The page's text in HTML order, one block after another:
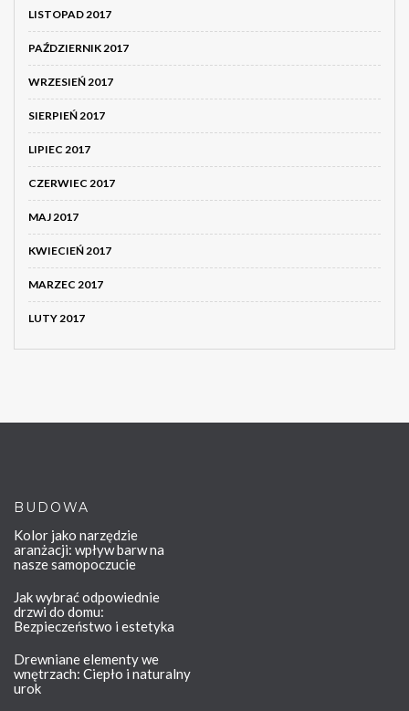
LISTOPAD 2017
PAŹDZIERNIK 2017
WRZESIEŃ 2017
SIERPIEŃ 2017
LIPIEC 2017
CZERWIEC 2017
MAJ 2017
KWIECIEŃ 2017
MARZEC 2017
LUTY 2017
BUDOWA
Kolor jako narzędzie
aranżacji: wpływ barw na
nasze samopoczucie
Jak wybrać odpowiednie
drzwi do domu:
Bezpieczeństwo i estetyka
Drewniane elementy we
wnętrzach: Ciepło i naturalny
urok